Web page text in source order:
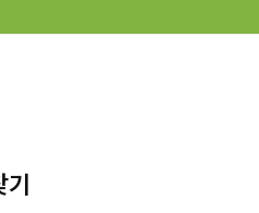
기